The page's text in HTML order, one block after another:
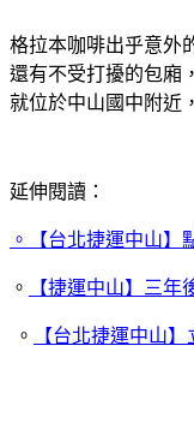
格拉本咖啡出乎意外
還有不受打擾的包廂
就位於中山國中附近
延伸閱讀：
。 【台北捷運中山
。 【捷運中山】三年
。 【台北捷運中山